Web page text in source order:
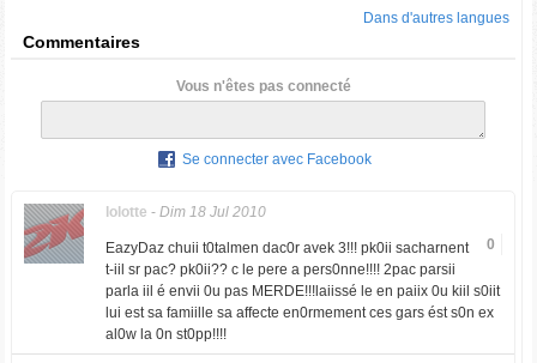
Dans d'autres langues
Commentaires
Vous n'êtes pas connecté
Se connecter avec Facebook
lolotte - Dim 18 Jul 2010
0
EazyDaz chuii t0talmen dac0r avek 3!!! pk0ii sacharnent
t-iil sr pac? pk0ii?? c le pere a pers0nne!!!! 2pac parsii
parla iil é envii 0u pas MERDE!!!laiissé le en paiix 0u kiil s0iit
lui est sa famiille sa affecte en0rmement ces gars ést s0n ex
al0w la 0n st0pp!!!!